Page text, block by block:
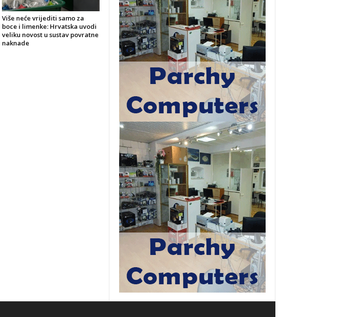
Više neće vrijediti samo za
boce i limenke: Hrvatska uvodi
veliku novost u sustav povratne
naknade